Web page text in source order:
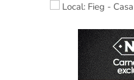
Local: Fieg -